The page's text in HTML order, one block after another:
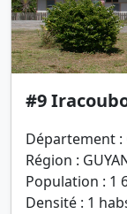
#9
Département :
Région :
Population : 1
Densité : 1